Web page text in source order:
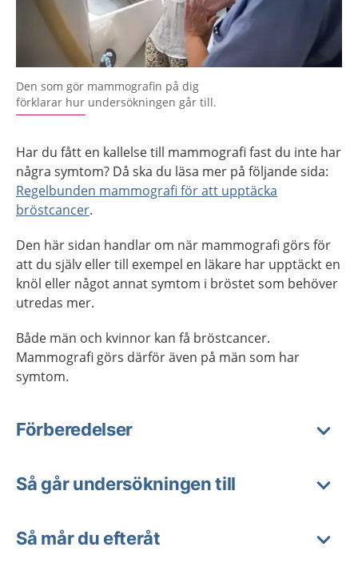
Den som gör mammografin på dig
förklarar hur undersökningen går till.
Har du fått en kallelse till mammografi fast du inte har
några symtom? Då ska du läsa mer på följande sida:
Regelbunden mammografi för att upptäcka
bröstcancer.
Den här sidan handlar om när mammografi görs för
att du själv eller till exempel en läkare har upptäckt en
knöl eller något annat symtom i bröstet som behöver
utredas mer.
Både män och kvinnor kan få bröstcancer.
Mammografi görs därför även på män som har
symtom.
Förberedelser
Så går undersökningen till
Så mår du efteråt